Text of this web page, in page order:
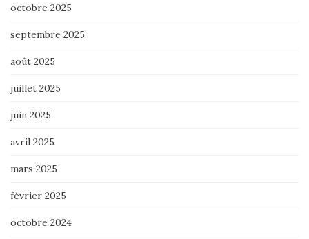
octobre 2025
septembre 2025
août 2025
juillet 2025
juin 2025
avril 2025
mars 2025
février 2025
octobre 2024